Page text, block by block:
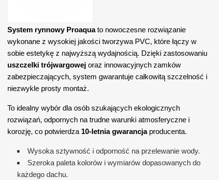
System rynnowy Proaquato nowoczesne rozwiązanie
wykonane z wysokiej jakości tworzywa PVC, które łączy w
sobie estetykę z najwyższą wydajnością. Dzięki zastosowaniu
uszczelki trójwargowej oraz innowacyjnych zamków
zabezpieczających, system gwarantuje całkowitą szczelność i
niezwykle prosty montaż.
To idealny wybór dla osób szukających ekologicznych
rozwiązań, odpornych na trudne warunki atmosferyczne i
korozję, co potwierdza 10-letnia gwarancjaproducenta.
Wysoka sztywność i odporność na przelewanie wody.
Szeroka paleta kolorów i wymiarów dopasowanych do
każdego dachu.